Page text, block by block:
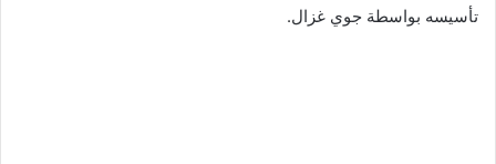
تأسيسه بواسطة جوي غزال.